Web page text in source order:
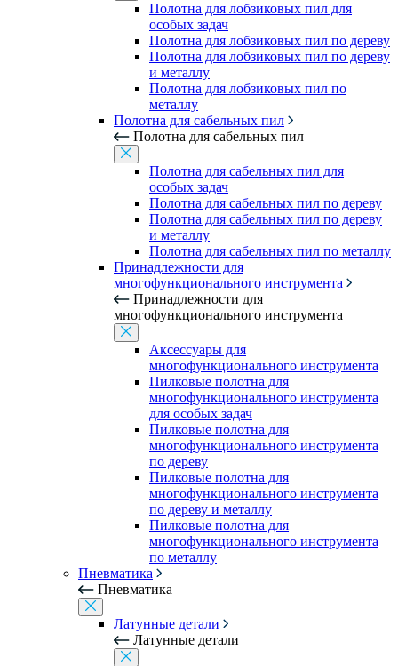
Полотна для лобзиковых пил для
особых задач
Полотна для лобзиковых пил по дереву
Полотна для лобзиковых пил по дереву
и металлу
Полотна для лобзиковых пил по
металлу
Полотна для сабельных пил
Полотна для сабельных пил
Полотна для сабельных пил для
особых задач
Полотна для сабельных пил по дереву
Полотна для сабельных пил по дереву
и металлу
Полотна для сабельных пил по металлу
Принадлежности для
многофункционального инструмента
Принадлежности для
многофункционального инструмента
Аксессуары для
многофункционального инструмента
Пилковые полотна для
многофункционального инструмента
для особых задач
Пилковые полотна для
многофункционального инструмента
по дереву
Пилковые полотна для
многофункционального инструмента
по дереву и металлу
Пилковые полотна для
многофункционального инструмента
по металлу
Пневматика
Пневматика
Латунные детали
Латунные детали